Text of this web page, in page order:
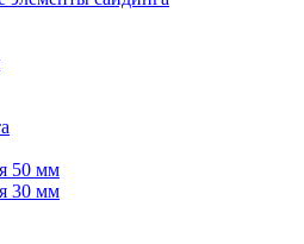
50 мм
30 мм